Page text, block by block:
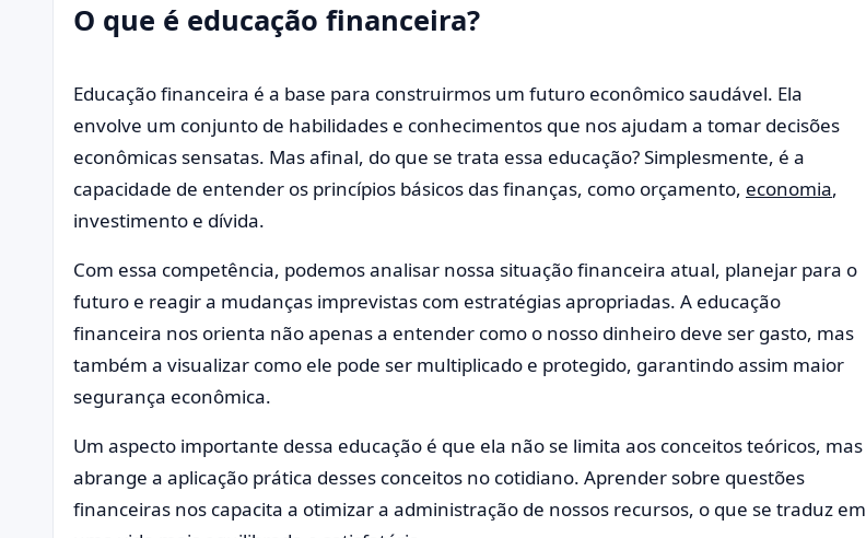
O que é educação financeira?
Educação financeira é a base para construirmos um futuro econômico saudável. Ela
envolve um conjunto de habilidades e conhecimentos que nos ajudam a tomar decisões
econômicas sensatas. Mas afinal, do que se trata essa educação? Simplesmente, é a
capacidade de entender os princípios básicos das finanças, como orçamento, economia,
investimento e dívida.
Com essa competência, podemos analisar nossa situação financeira atual, planejar para o
futuro e reagir a mudanças imprevistas com estratégias apropriadas. A educação
financeira nos orienta não apenas a entender como o nosso dinheiro deve ser gasto, mas
também a visualizar como ele pode ser multiplicado e protegido, garantindo assim maior
segurança econômica.
Um aspecto importante dessa educação é que ela não se limita aos conceitos teóricos, mas
abrange a aplicação prática desses conceitos no cotidiano. Aprender sobre questões
financeiras nos capacita a otimizar a administração de nossos recursos, o que se traduz em